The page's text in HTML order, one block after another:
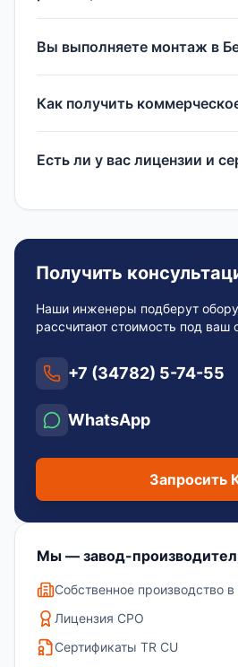
Вы выполняете монтаж в
Как получить
Есть ли у вас лицензии и
Получить
Наши инженеры подберут
рассчитают стоимость под ваш
+7 (34782) 5-74-55
WhatsApp
Запросить
Мы — завод-
Собственное производство
Лицензия СРО
Сертификаты TR CU